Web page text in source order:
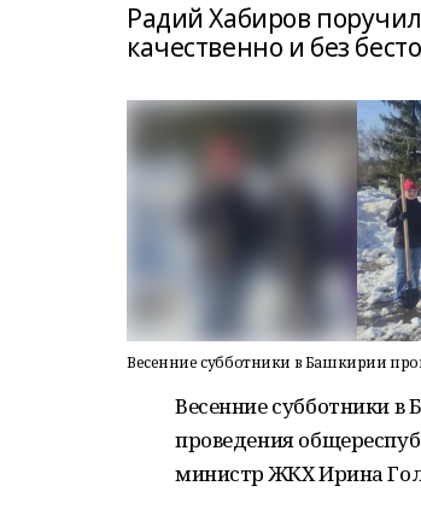
Радий Хабиров
качественно и без
Весенние субботники в Башкирии
Весенние субботники
проведения
министр ЖКХ Ирина